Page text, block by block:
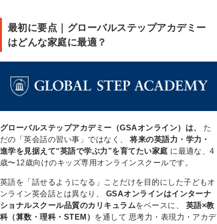
最初に要点｜グローバルステップアカデミー
はどんな家庭に最適？
グローバルステップアカデミー（GSAオンライン）は、
た
だの「英会話の習い事」ではなく、将来の英語力・学力・
進学を見据えて“英語で学ぶ力”を育てたい家庭 に最適な、4
歳〜12歳向けのキッズ専用オンラインスクールです。
英語を「話せるようになる」ことだけを目的にした子どもオ
ンライン英会話とは異なり、 GSAオンラインはインターナ
ショナルスクール品質のカリキュラムをベースに、 英語×教
科（算数・理科・STEM）
を通して 思考力・表現力・アカデ